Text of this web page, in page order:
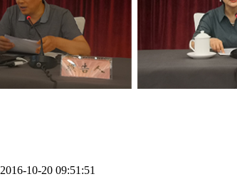
2016-10-20 09:51:51